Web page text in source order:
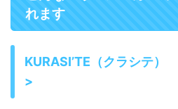
れます
KURASI’TE（クラシテ
>